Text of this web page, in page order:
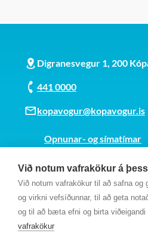
Við notum vafrakökur á
Við notum vafrakökur til að safna og
og virkni vefsíðunnar, til að geta
og til að bæta efni og birta viðeigandi
vafrakökur
Digranesvegur 1, 200
441 0000
kopavogur@kopavogur.is
Opnunar- og símatímar
Kt. 700169-3759
Fundarmannagátt